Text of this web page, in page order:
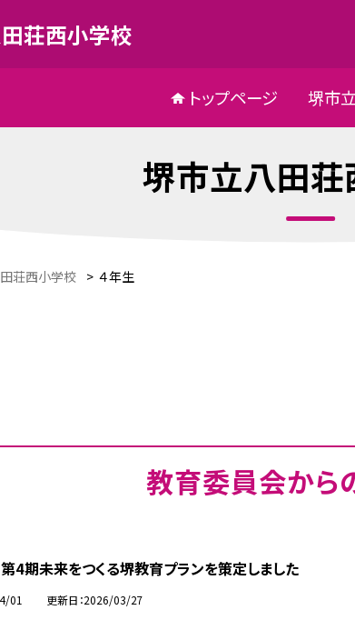
荘西小学校
トップページ 堺市
堺市立八田
荘西小学校 > ４年生
教育委員会から
未来をつくる堺教育プランを策定しました
01 更新日 2026/03/27